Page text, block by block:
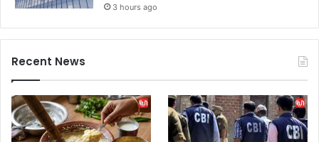
3 hours ago
Recent News